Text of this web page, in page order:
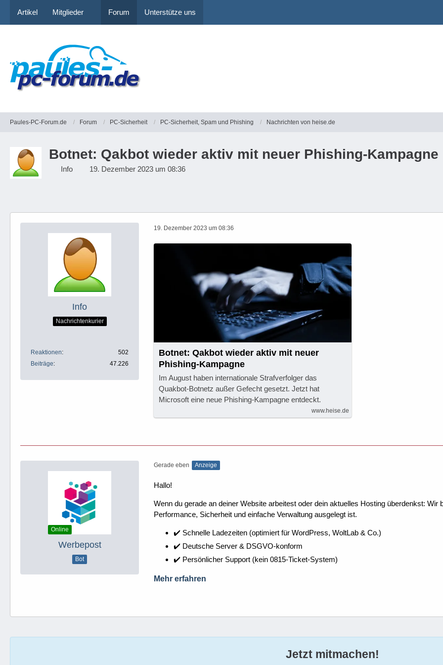
Artikel Mitglieder Forum Unterstütze uns
Paules-PC-Forum.de Forum PC-Sicherheit PC-Sicherheit, Spam und Phishing Nachrichten von heise.de
Botnet: Qakbot wieder aktiv mit neuer Phishing-Kampagne
Info 19. Dezember 2023 um 08:36
Info
Nachrichtenkurier
Reaktionen
502
Beiträge
47.226
19. Dezember 2023 um 08:36
Botnet: Qakbot wieder aktiv mit neuer
Phishing-Kampagne
Im August haben internationale Strafverfolger das
Quakbot-Botnetz außer Gefecht gesetzt. Jetzt hat
Microsoft eine neue Phishing-Kampagne entdeckt.
www.heise.de
Online
Werbepost
Bot
Gerade eben Anzeige
Hallo!
Wenn du gerade an deiner Website arbeitest oder dein aktuelles Hosting überdenkst:
Performance, Sicherheit und einfache Verwaltung ausgelegt ist.
✔️ Schnelle Ladezeiten (optimiert für WordPress, WoltLab & Co.)
✔️ Deutsche Server & DSGVO-konform
✔️ Persönlicher Support (kein 0815-Ticket-System)
Mehr erfahren
Jetzt mitmachen!